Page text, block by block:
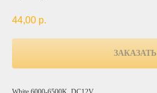
44,00 р.
ЗАКАЗАТЬ